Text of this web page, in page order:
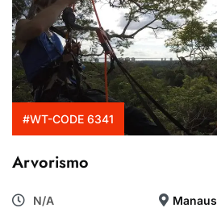
#WT-CODE 6341
Arvorismo
N/A Manaus